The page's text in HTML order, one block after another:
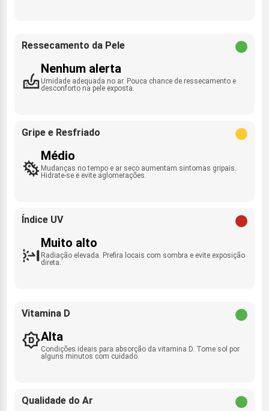
Ressecamento da Pele
Nenhum alerta
Umidade adequada no ar. Pouca chance de ressecamento e
desconforto na pele exposta.
Gripe e Resfriado
Médio
Mudanças no tempo e ar seco aumentam sintomas gripais.
Hidrate-se e evite aglomerações.
Índice UV
Muito alto
Radiação elevada. Prefira locais com sombra e evite exposição
direta.
Vitamina D
Alta
Condições ideais para absorção da vitamina D. Tome sol por
alguns minutos com cuidado.
Qualidade do Ar